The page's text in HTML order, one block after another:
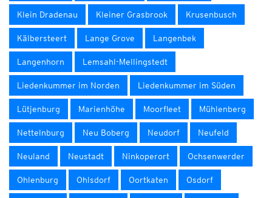
Klein Dradenau Kleiner Grasbrook Krusenbusch
Kälbersteert Lange Grove Langenbek
Langenhorn Lemsahl-Mellingstedt
Liedenkummer im Norden Liedenkummer im Süden
Lütjenburg Marienhöhe Moorfleet Mühlenberg
Nettelnburg Neu Boberg Neudorf Neufeld
Neuland Neustadt Ninkoperort Ochsenwerder
Ohlenburg Ohlsdorf Oortkaten Osdorf